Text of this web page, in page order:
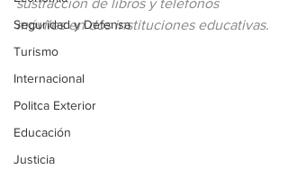
Seguridad y Defensa
Turismo
Internacional
Politca Exterior
Educación
Justicia
sustracción de libros y teléfonos
móviles en dos instituciones educativas.